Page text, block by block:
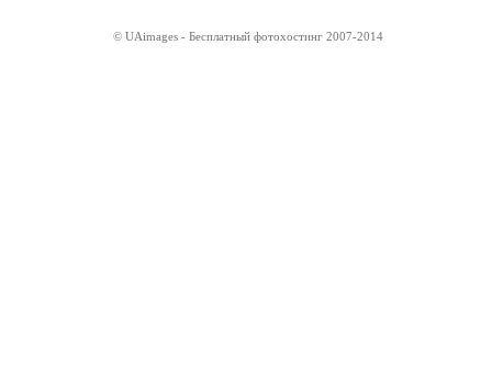
© UAimages - Бесплатный фотохостинг 2007-2014